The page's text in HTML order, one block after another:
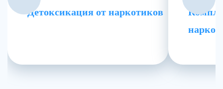
Детоксикация от наркотиков